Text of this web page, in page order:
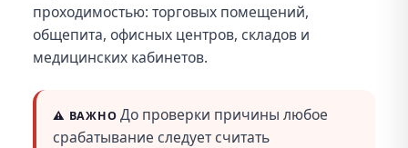
проходимостью: торговых помещений,
общепита, офисных центров, складов и
медицинских кабинетов.
⚠️ ВАЖНО До проверки причины любое
срабатывание следует считать